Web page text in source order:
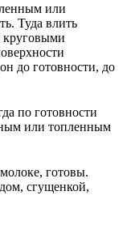
или
Туда влить
круговыми
до готовности, до
по готовности
или топленным
готовы.
сгущенкой,